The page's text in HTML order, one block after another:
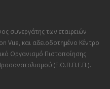
συνεργάτης των εταιρειών
Vue , και αδειοδοτημένο Κέντρο
Οργανισμό Πιστοποίησης
(Ε.Ο.Π.Π.Ε.Π.).